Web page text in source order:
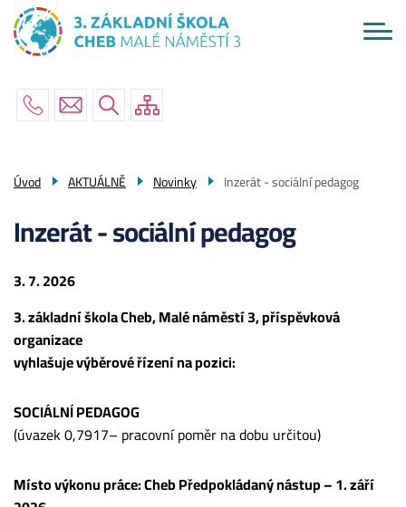
Přejít
hlavnímu
Menu
navigace
ŠKOLA
AKTUÁLNĚ
RODIČE
PO ŠKOLE
Úvod AKTUÁLNĚ Novinky Inzerát - sociální pedagog
Inzerát - sociální pedagog
3. 7. 2026
3. základní škola Cheb, Malé náměstí 3, příspěvková
organizace
vyhlašuje výběrové řízení na pozici:
SOCIÁLNÍ PEDAGOG
(úvazek 0,7917– pracovní poměr na dobu určitou)
Místo výkonu práce: Cheb Předpokládaný nástup – 1. září